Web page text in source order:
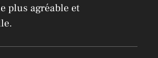
plus agréable et